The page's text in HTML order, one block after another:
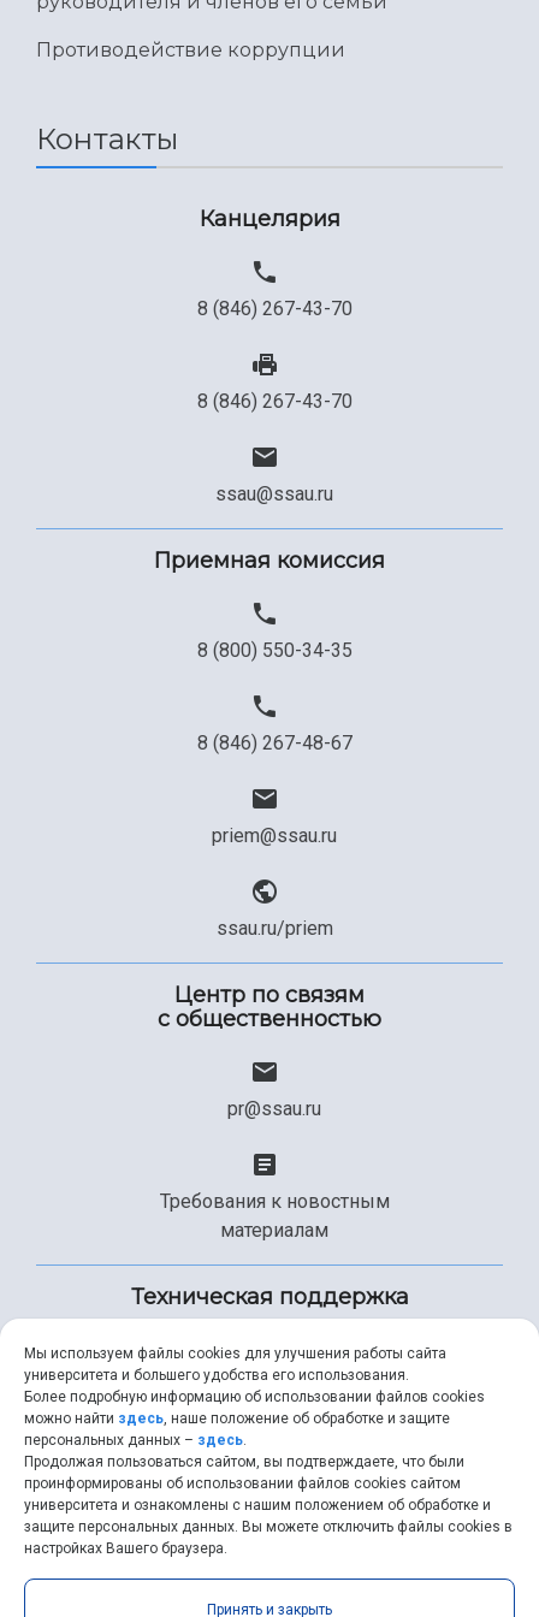
Международный межвузовский кампус
Сведения об образовательной организации
Противодействие коррупции
Контакты
Канцелярия
8 (846) 267-43-70
8 (846) 267-43-70
ssau@ssau.ru
Приемная комиссия
8 (800) 550-34-35
8 (846) 267-48-67
priem@ssau.ru
ssau.ru/priem
Центр по связям
с общественностью
pr@ssau.ru
Требования к новостным
материалам
Техническая поддержка
+7 (846) 267-49-99
help@ssau.ru
Самарский университет © 2026 |ssau.ru
Мы используем файлы cookies для улучшения работы сайта
университета и большего удобства его использования.
Более подробную информацию об использовании файлов cookies
можно найти здесь, наше положение об обработке и защите
персональных данных – здесь.
Продолжая пользоваться сайтом, вы подтверждаете, что были
проинформированы об использовании файлов cookies сайтом
университета и ознакомлены с нашим положением об обработке и
защите персональных данных. Вы можете отключить файлы cookies в
настройках Вашего браузера.
Принять и закрыть